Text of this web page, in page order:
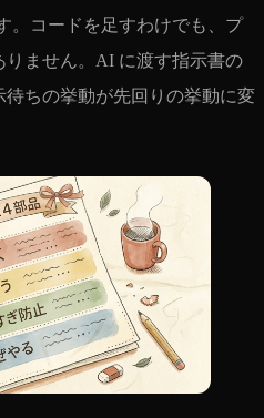
。コードを足すわけでも、プ
ません。AI に渡す指示書の
ちの挙動が先回りの挙動に変